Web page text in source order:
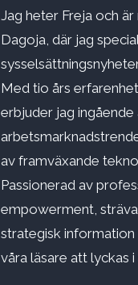
Jag heter Freja och
Dagoja, där jag
Med tio års
erbjuder jag ingående
av framväxande
Passionerad av
empowerment,
strategisk
våra läsare att lyckas i